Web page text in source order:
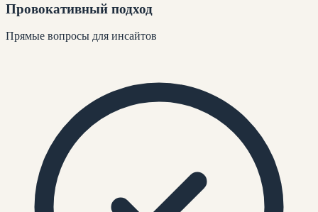
Провокативный подход
Прямые вопросы для инсайтов